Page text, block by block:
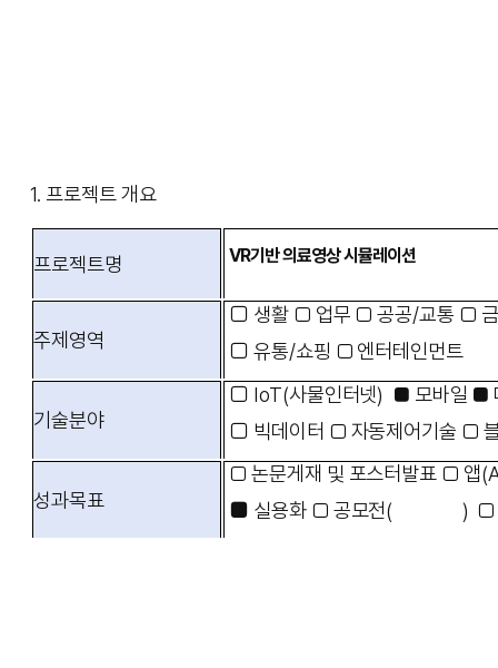
1. 프로젝트 개요
프로젝트명 VR기반 의료영상 시뮬레이션
주제영역
□ 생활 □ 업무 □공공/교통 □
□ 유통/쇼핑 □ 엔터테인먼트
기술분야
□ IoT(사물인터넷) ■ 모바일 ■
□ 빅데이터 □ 자동제어기술 □
성과목표
□논문게재 및 포스터발표 □ 앱
■ 실용화 □ 공모전( )